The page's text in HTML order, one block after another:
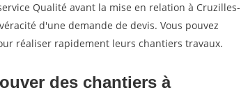
Qualité avant la mise en relation à Cruzilles-
d'une demande de devis. Vous pouvez
réaliser rapidement leurs chantiers travaux.
des chantiers à